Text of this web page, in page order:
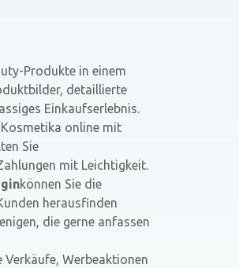
Produkte in einem
detaillierte
Einkaufserlebnis.
Kosmetika online mit
Sie
mit Leichtigkeit.
können Sie die
herausfinden
die gerne anfassen
Verkäufe, Werbeaktionen